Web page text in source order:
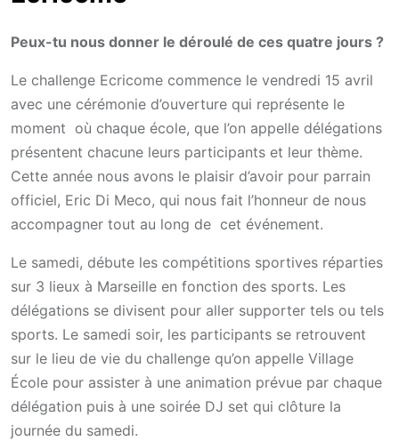
Peux-tu nous donner le déroulé de ces quatre jours ?
Le challenge Ecricome commence le vendredi 15 avril
avec une cérémonie d’ouverture qui représente le
moment où chaque école, que l’on appelle délégations
présentent chacune leurs participants et leur thème.
Cette année nous avons le plaisir d’avoir pour parrain
officiel, Eric Di Meco, qui nous fait l’honneur de nous
accompagner tout au long de cet événement.
Le samedi, débute les compétitions sportives réparties
sur 3 lieux à Marseille en fonction des sports. Les
délégations se divisent pour aller supporter tels ou tels
sports. Le samedi soir, les participants se retrouvent
sur le lieu de vie du challenge qu’on appelle Village
École pour assister à une animation prévue par chaque
délégation puis à une soirée DJ set qui clôture la
journée du samedi.